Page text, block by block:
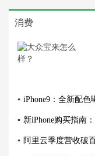
消费
▪ iPhone9：全新配色
▪ 新iPhone购买指南
▪ 阿里云季度营收破